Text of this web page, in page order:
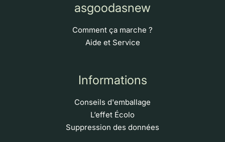
asgoodasnew
Comment ça marche ?
Aide et Service
Informations
Conseils d'emballage
L’effet Écolo
Suppression des données